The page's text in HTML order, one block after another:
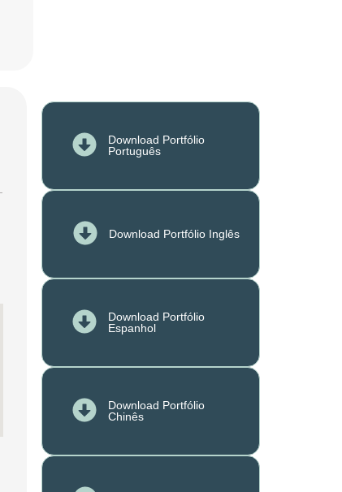
Download Portfólio
Português
Download Portfólio Inglês
Download Portfólio
Espanhol
Download Portfólio
Chinês